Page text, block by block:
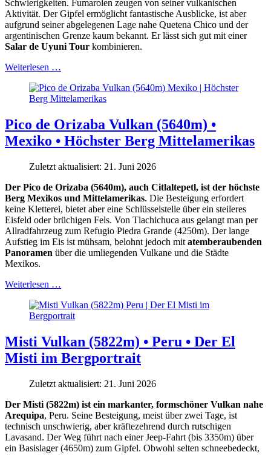
Schwierigkeiten. Fumarolen zeugen von seiner vulkanischen
Aktivität. Der Gipfel ermöglicht fantastische Ausblicke, ist aber
aufgrund seiner abgelegenen Lage nahe Quetena Chico und der
argentinischen Grenze kaum bekannt. Er lässt sich gut mit einer
Salar de Uyuni Tour kombinieren.
Weiterlesen …
Pico de Orizaba Vulkan (5640m) •
Mexiko • Höchster Berg Mittelamerikas
Zuletzt aktualisiert: 21. Juni 2026
Der Pico de Orizaba (5640m), auch Citlaltepetl, ist der höchste
Berg Mexikos und Mittelamerikas. Die Besteigung erfordert
keine Kletterei, bietet aber eine Schlüsselstelle über ein steileres
Eisfeld oder brüchigen Fels. Von Tlachichuca aus gelangt man per
Allradfahrzeug zum Refugio Piedra Grande (4250m). Der lange
Aufstieg im Eis ist mühsam, belohnt jedoch mit atemberaubenden
Panoramen über die umliegenden Vulkane und die Städte
Mexikos.
Weiterlesen …
Misti Vulkan (5822m) • Peru • Der El
Misti im Bergportrait
Zuletzt aktualisiert: 21. Juni 2026
Der Misti (5822m) ist ein markanter, formschöner Vulkan nahe
Arequipa, Peru. Seine Besteigung, meist über zwei Tage, ist
technisch unschwierig, aber kräftezehrend durch rutschigen
Lavasand. Der Weg führt nach einer Jeep-Fahrt (bis 3350m) über
ein Basislager (4650m) zum Gipfel. Obwohl selten schneebedeckt,